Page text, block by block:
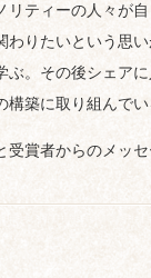
リティーの人々が
わりたいという思
ぶ。その後シェア
構築に取り組んで
受賞者からのメッ